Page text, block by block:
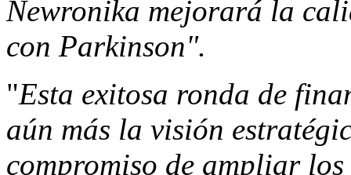
Newronika mejorará la
con Parkinson".
"Esta exitosa ronda de
aún más la visión
compromiso de ampliar